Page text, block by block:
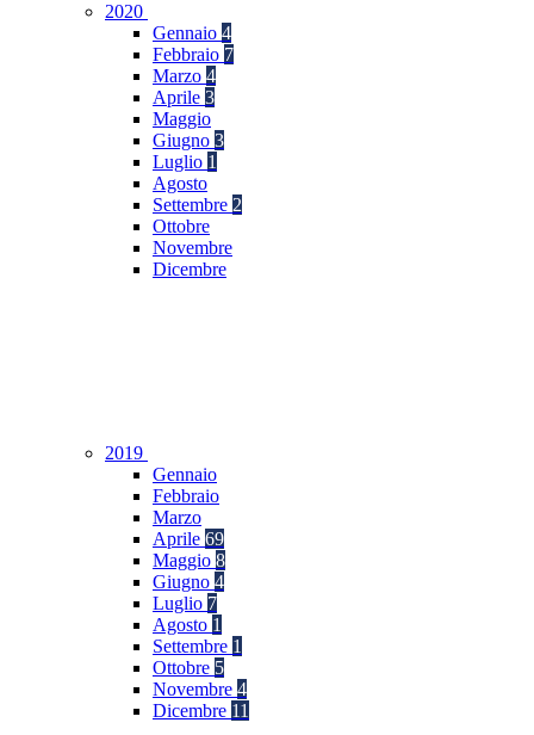
2020
Gennaio 4
Febbraio 7
Marzo 4
Aprile 3
Maggio
Giugno 3
Luglio 1
Agosto
Settembre 2
Ottobre
Novembre
Dicembre
2019
Gennaio
Febbraio
Marzo
Aprile 69
Maggio 8
Giugno 4
Luglio 7
Agosto 1
Settembre 1
Ottobre 5
Novembre 4
Dicembre 11